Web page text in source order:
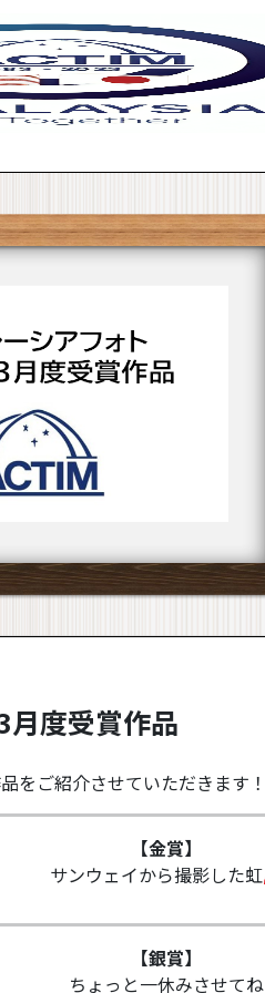
月度受賞作品
をご紹介させていただきます！
【金賞】
サンウェイから撮影した虹
【銀賞】
ちょっと一休みさせてね